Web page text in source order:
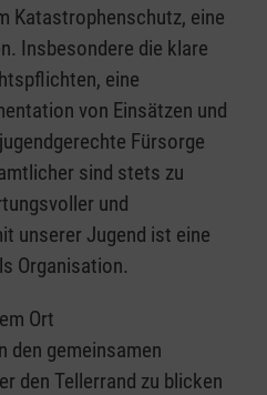
Katastrophenschutz, eine
Insbesondere die klare
eine
von Einsätzen und
Fürsorge
sind stets zu
und
unserer Jugend ist eine
Organisation.
Ort
den gemeinsamen
den Tellerrand zu blicken